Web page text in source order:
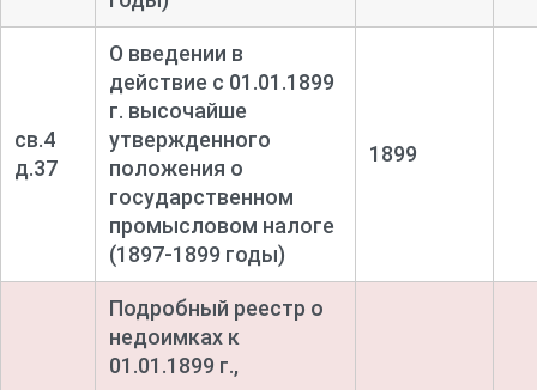
св.4
д.37
О введении в
действие с 01.01.1899
г. высочайше
утвержденного
положения о
государственном
промысловом налоге
(1897-1899 годы)
1899
Подробный реестр о
недоимках к
01.01.1899 г.,